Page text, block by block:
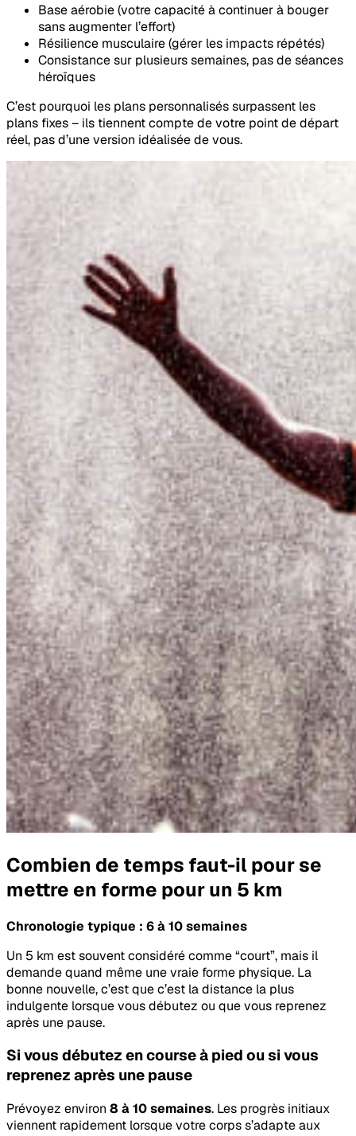
Base aérobie (votre capacité à continuer à bouger
sans augmenter l’effort)
Résilience musculaire (gérer les impacts répétés)
Consistance sur plusieurs semaines, pas de séances
héroïques
C’est pourquoi les plans personnalisés surpassent les
plans fixes – ils tiennent compte de votre point de départ
réel, pas d’une version idéalisée de vous.
Combien de temps faut-il pour se
mettre en forme pour un 5 km
Chronologie typique : 6 à 10 semaines
Un 5 km est souvent considéré comme “court”, mais il
demande quand même une vraie forme physique. La
bonne nouvelle, c’est que c’est la distance la plus
indulgente lorsque vous débutez ou que vous reprenez
après une pause.
Si vous débutez en course à pied ou si vous
reprenez après une pause
Prévoyez environ 8 à 10 semaines. Les progrès initiaux
viennent rapidement lorsque votre corps s’adapte aux